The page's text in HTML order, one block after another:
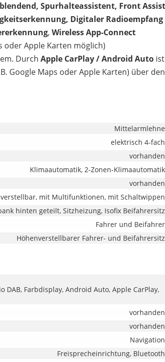
Spurhalteassistent, Front Assist
Digitaler Radioempfang
, Wireless App-Connect
oder Apple Karten möglich)
Durch Apple CarPlay / Android Auto ist
Google Maps oder Apple Karten) über den
Mittelarmlehne
elektrisch 4-fach
vorhanden
Klimaautomatik, 2-Zonen-Klimaautomatik
vorhanden
mit Multifunktionen, mit Schaltwippen
hinten geteilt, Sitzheizung, Isofix Beifahrersitz
Fahrer und Beifahrer
Höhenverstellbarer Fahrer- und Beifahrersitz
DAB, Farbdisplay, Android Auto, Apple CarPlay,
vorhanden
vorhanden
Navigation
Freisprecheinrichtung, Bluetooth